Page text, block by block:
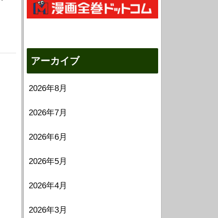
アーカイブ
2026年8月
2026年7月
2026年6月
2026年5月
2026年4月
2026年3月